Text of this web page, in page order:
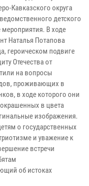
Кавказского округа
детского
В ходе
Наталья Потапова
героическом подвиге
Отечества от
на вопросы
проживающих в
в ходе которого они
в цвета
изображения.
о государственных
и уважение к
встречи
об истоках